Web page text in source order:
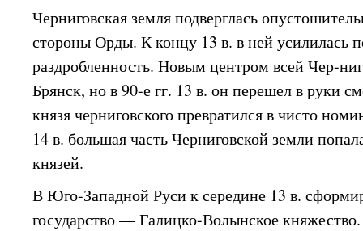
Черниговская земля подверглась
стороны Орды. К концу 13 в. в ней усилилась
раздробленность. Новым центром всей Чер-
Брянск, но в 90-е гг. 13 в. он перешел в руки
князя черниговского превратился в чисто
14 в. большая часть Черниговской земли
князей.
В Юго-Западной Руси к середине 13 в.
государство — Галицко-Волынское